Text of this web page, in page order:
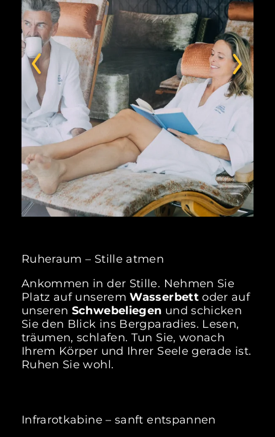
Ruheraum – Stille atmen
Ankommen in der Stille. Nehmen Sie
Platz auf unseremWasserbettoder auf
unseren Schwebeliegen und schicken
Sie den Blick ins Bergparadies. Lesen,
träumen, schlafen. Tun Sie, wonach
Ihrem Körper und Ihrer Seele gerade ist.
Ruhen Sie wohl.
Infrarotkabine – sanft entspannen